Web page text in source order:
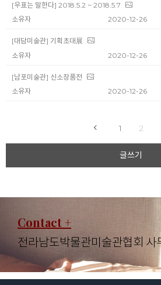
[우표는 말한다] 2018.5.2 ~ 2018.5.7
소유자
2020-12-26
[대담미술관] 기획초대展
소유자
2020-12-26
[남포미술관] 신소장품전
소유자
2020-12-26
1 2
글쓰기
Contact+
전라남도박물관미술관협회 사